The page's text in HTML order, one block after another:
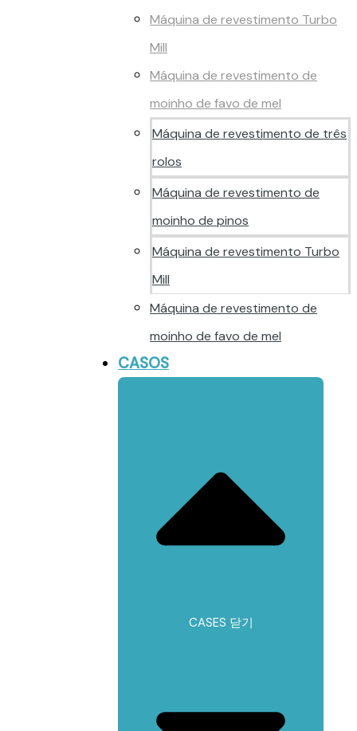
Máquina de revestimento Turbo
Mill
Máquina de revestimento de
moinho de favo de mel
Máquina de revestimento de três
rolos
Máquina de revestimento de
moinho de pinos
Máquina de revestimento Turbo
Mill
Máquina de revestimento de
moinho de favo de mel
CASOS
CASES 닫기